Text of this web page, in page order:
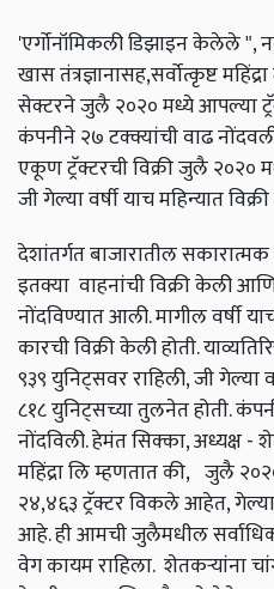
'एर्गोनॉमिकली डिझाइन केलेले ",
खास तंत्रज्ञानासह,सर्वोत्कृष्ट
सेक्टरने जुलै २०२० मध्ये आपल्या
कंपनीने २७ टक्क्यांची वाढ
एकूण ट्रॅक्टरची विक्री जुलै २०२०
जी गेल्या वर्षी याच महिन्यात
देशांतर्गत बाजारातील
इतक्या वाहनांची विक्री केली
नोंदविण्यात आली. मागील वर्षी
कारची विक्री केली होती.
९३९ युनिट्सवर राहिली, जी गेल्या
८१८ युनिट्सच्या तुलनेत होती.
नोंदविली. हेमंत सिक्का, अध्यक्ष -
महिंद्रा लि म्हणतात की, जुलै
२४,४६३ ट्रॅक्टर विकले आहेत,
आहे. ही आमची जुलैमधील
वेग कायम राहिला. शेतकऱ्यांना